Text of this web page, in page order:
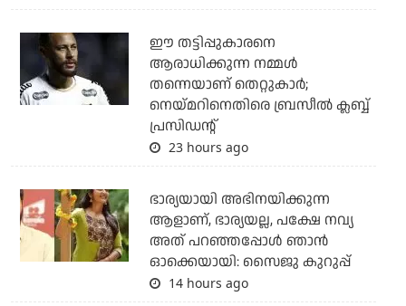
ഈ തട്ടിപ്പുകാരനെ
ആരാധിക്കുന്ന നമ്മള്‍
തന്നെയാണ് തെറ്റുകാര്‍;
നെയ്മറിനെതിരെ ബ്രസീല്‍ ക്ലബ്ബ്
പ്രസിഡന്റ്
23 hours ago
ഭാര്യയായി അഭിനയിക്കുന്ന
ആളാണ്, ഭാര്യയല്ല, പക്ഷേ നവ്യ
അത് പറഞ്ഞപ്പോള്‍ ഞാന്‍
ഓക്കെയായി: സൈജു കുറുപ്പ്
14 hours ago